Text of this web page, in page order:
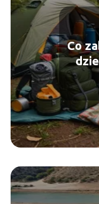
Co